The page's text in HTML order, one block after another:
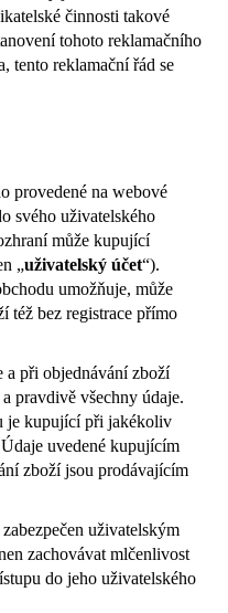
činnosti takové
tohoto reklamačního
tento reklamační řád se
provedené na webové
svého uživatelského
může kupující
„uživatelský účet“).
umožňuje, může
též bez registrace přímo
a při objednávání zboží
pravdivě všechny údaje.
je kupující při jakékoliv
uvedené kupujícím
zboží jsou prodávajícím
uživatelským
zachovávat mlčenlivost
do jeho uživatelského